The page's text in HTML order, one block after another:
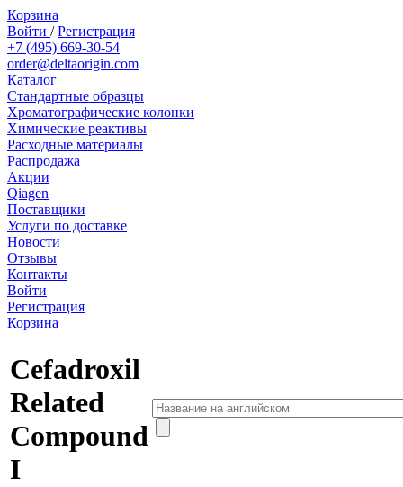
Корзина
Войти /Регистрация
+7 (495) 669-30-54
order@deltaorigin.com
Каталог
Стандартные образцы
Хроматографические колонки
Химические реактивы
Расходные материалы
Распродажа
Акции
Qiagen
Поставщики
Услуги по доставке
Новости
Отзывы
Контакты
Войти
Регистрация
Корзина
Cefadroxil
Related
Compound
I